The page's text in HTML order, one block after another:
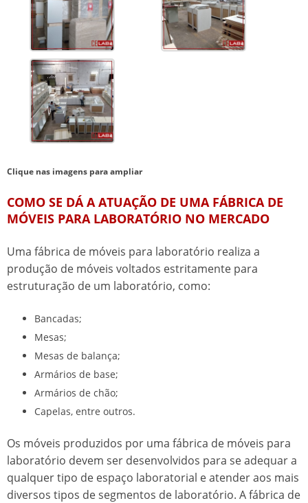
Clique nas imagens para ampliar
COMO SE DÁ A ATUAÇÃO DE UMA FÁBRICA DE
MÓVEIS PARA LABORATÓRIO NO MERCADO
Uma fábrica de móveis para laboratório realiza a
produção de móveis voltados estritamente para
estruturação de um laboratório, como:
Bancadas;
Mesas;
Mesas de balança;
Armários de base;
Armários de chão;
Capelas, entre outros.
Os móveis produzidos por uma fábrica de móveis para
laboratório devem ser desenvolvidos para se adequar a
qualquer tipo de espaço laboratorial e atender aos mais
diversos tipos de segmentos de laboratório. A fábrica de